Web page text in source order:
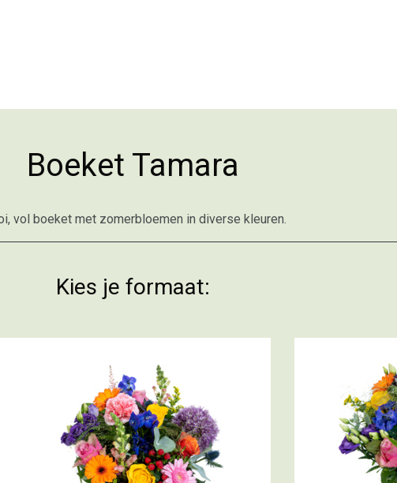
Boeket Tamara
vol boeket met zomerbloemen in diverse kleuren.
Kies je formaat: